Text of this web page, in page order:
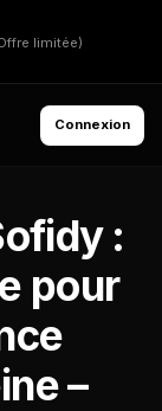
limitée)
Connexion
:
pour
–